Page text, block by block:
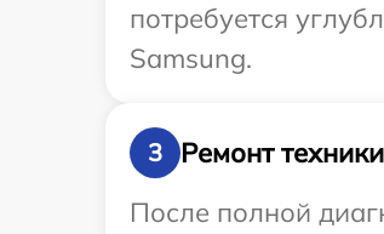
потребуется
Samsung.
3
Ремонт техники
После полной